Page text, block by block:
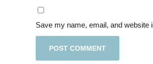
Save my name, email, and